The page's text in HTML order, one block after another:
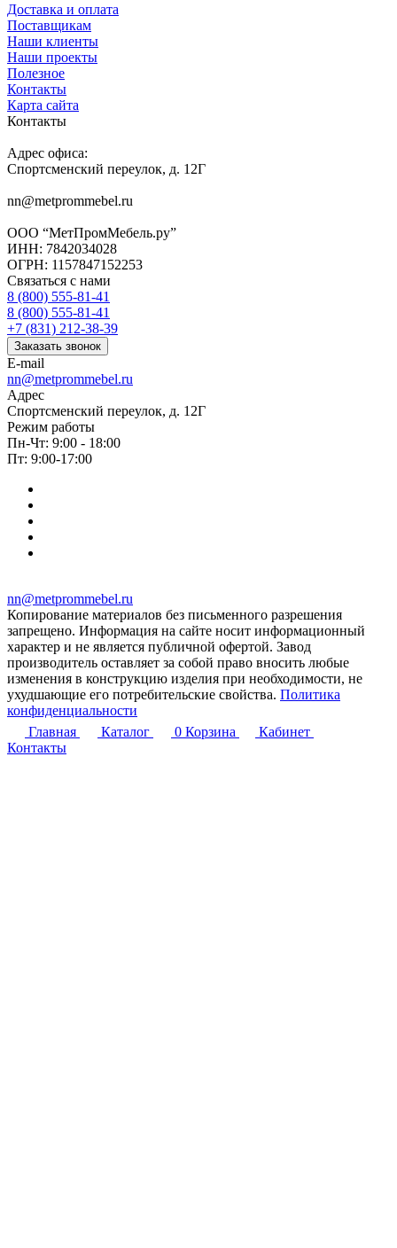
Доставка и оплата
Поставщикам
Наши клиенты
Наши проекты
Полезное
Контакты
Карта сайта
Контакты
Адрес офиса:
Спортсменский переулок, д. 12Г
nn@metprommebel.ru
ООО “МетПромМебель.ру”
ИНН: 7842034028
ОГРН: 1157847152253
Связаться с нами
8 (800) 555-81-41
8 (800) 555-81-41
+7 (831) 212-38-39
Заказать звонок
E-mail
nn@metprommebel.ru
Адрес
Спортсменский переулок, д. 12Г
Режим работы
Пн-Чт: 9:00 - 18:00
Пт: 9:00-17:00
nn@metprommebel.ru
Копирование материалов без письменного разрешения
запрещено. Информация на сайте носит информационный
характер и не является публичной офертой. Завод
производитель оставляет за собой право вносить любые
изменения в конструкцию изделия при необходимости, не
ухудшающие его потребительские свойства. Политика
конфиденциальности
Главная
Каталог 0 Корзина
Кабинет
Контакты